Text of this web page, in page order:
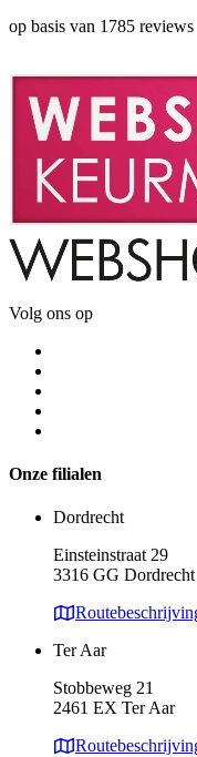
op basis van 1785 reviews
Volg ons op
Onze filialen
Dordrecht
Einsteinstraat 29
3316 GG Dordrecht
Ter Aar
Stobbeweg 21
2461 EX Ter Aar